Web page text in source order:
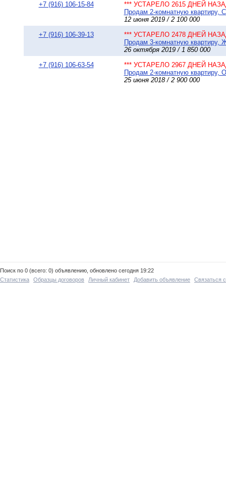
+7 (916) 106-15-84
*** УСТАРЕЛО 2615 ДНЕЙ
Продам 2-комнатную квартиру,
12 июня 2019 / 2 100 000
+7 (916) 106-39-13
*** УСТАРЕЛО 2478 ДНЕЙ
Продам 3-комнатную квартиру,
26 октября 2019 / 1 850 000
+7 (916) 106-63-54
*** УСТАРЕЛО 2967 ДНЕЙ
Продам 2-комнатную квартиру,
25 июня 2018 / 2 900 000
Поиск по 0 (всего: 0) объявлению, обновлено сегодня 19:22
Статистика
Образцы договоров Личный кабинет Добавить объявление Связаться